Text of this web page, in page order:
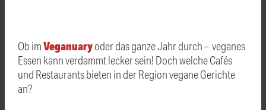
Ob imVeganuaryoder das ganze Jahr durch – veganes
Essen kann verdammt lecker sein! Doch welche Cafés
und Restaurants bieten in der Region vegane Gerichte
an?